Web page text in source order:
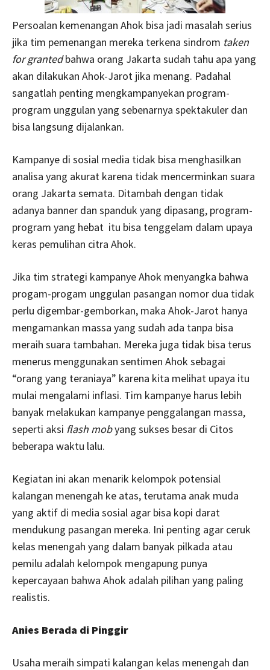
Persoalan kemenangan Ahok bisa jadi masalah serius
jika tim pemenangan mereka terkena sindrom taken
for grantedbahwa orang Jakarta sudah tahu apa yang
akan dilakukan Ahok-Jarot jika menang. Padahal
sangatlah penting mengkampanyekan program-
program unggulan yang sebenarnya spektakuler dan
bisa langsung dijalankan.
Kampanye di sosial media tidak bisa menghasilkan
analisa yang akurat karena tidak mencerminkan suara
orang Jakarta semata. Ditambah dengan tidak
adanya banner dan spanduk yang dipasang, program-
program yang hebat itu bisa tenggelam dalam upaya
keras pemulihan citra Ahok.
Jika tim strategi kampanye Ahok menyangka bahwa
progam-progam unggulan pasangan nomor dua tidak
perlu digembar-gemborkan, maka Ahok-Jarot hanya
mengamankan massa yang sudah ada tanpa bisa
meraih suara tambahan. Mereka juga tidak bisa terus
menerus menggunakan sentimen Ahok sebagai
“orang yang teraniaya” karena kita melihat upaya itu
mulai mengalami inflasi. Tim kampanye harus lebih
banyak melakukan kampanye penggalangan massa,
seperti aksi flash mobyang sukses besar di Citos
beberapa waktu lalu.
Kegiatan ini akan menarik kelompok potensial
kalangan menengah ke atas, terutama anak muda
yang aktif di media sosial agar bisa kopi darat
mendukung pasangan mereka. Ini penting agar ceruk
kelas menengah yang dalam banyak pilkada atau
pemilu adalah kelompok mengapung punya
kepercayaan bahwa Ahok adalah pilihan yang paling
realistis.
Anies Berada di Pinggir
Usaha meraih simpati kalangan kelas menengah dan